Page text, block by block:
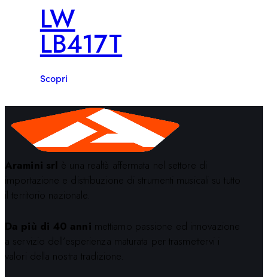
LW
LB417T
Scopri
Aramini srl è una realtà affermata nel settore di
importazione e distribuzione di strumenti musicali su tutto
il territorio nazionale.
Da più di 40 anni mettiamo passione ed innovazione
a servizio dell’esperienza maturata per trasmettervi i
valori della nostra tradizione.